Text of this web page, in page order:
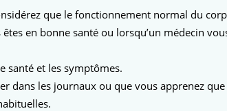
que le fonctionnement normal du
en bonne santé ou lorsqu’un médecin
santé et les symptômes.
les journaux ou que vous apprenez